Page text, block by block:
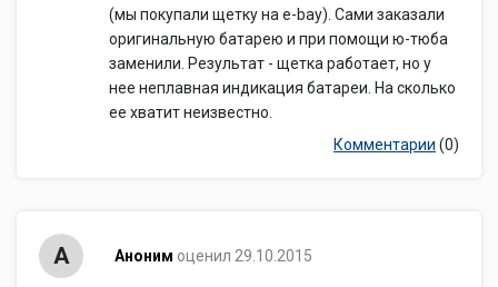
(мы покупали щетку на e-bay). Сами заказали
оригинальную батарею и при помощи ю-тюба
заменили. Результат - щетка работает, но у
нее неплавная индикация батареи. На сколько
ее хватит неизвестно.
Комментарии (0)
А Аноним оценил 29.10.2015